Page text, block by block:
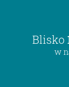
Blisko
w